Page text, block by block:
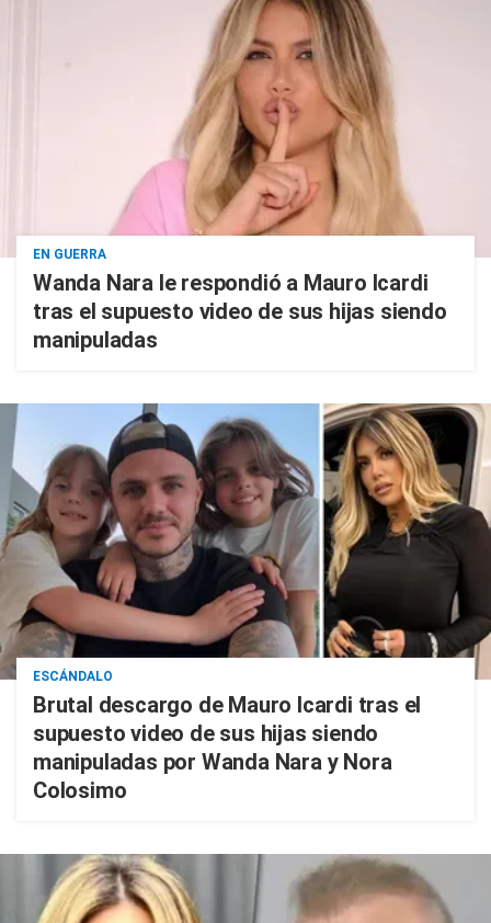
EN GUERRA
Wanda Nara le respondió a Mauro Icardi
tras el supuesto video de sus hijas siendo
manipuladas
ESCÁNDALO
Brutal descargo de Mauro Icardi tras el
supuesto video de sus hijas siendo
manipuladas por Wanda Nara y Nora
Colosimo